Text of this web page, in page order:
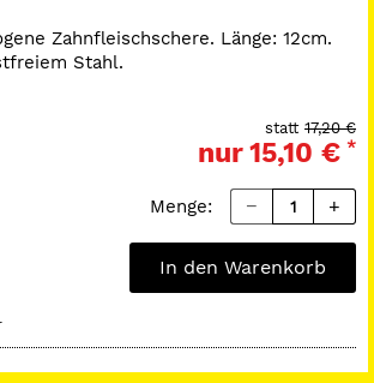
Zahnfleischschere. Länge: 12cm.
Stahl.
17,20 €
statt
nur15,10 € *
Menge:
In den Warenkorb